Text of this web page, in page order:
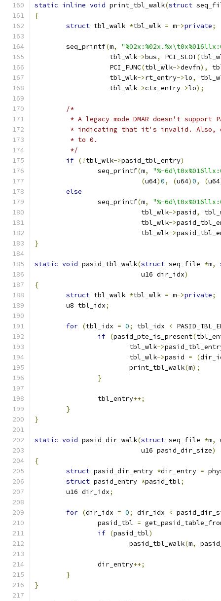
static inline void print_tbl_walk(struct
{
struct tbl_walk *tbl_wlk = m->private;
	seq_printf
(m,
		   tbl_wlk
->bus, PCI_SLOT(
		   PCI_FUNC
(tbl_wlk->devfn),
		   tbl_wlk
->rt_entry->lo,
		   tbl_wlk
->ctx_entry->lo);
/*
* A legacy mode DMAR doesn't support
* indicating that it's invalid.
	 * to 0.
	 */
if (! tbl_wlk->pasid_tbl_entry)
		seq_printf
(m,
"%-
(u64)0, (u64)0, (u64
else
		seq_printf
(m,
"%-
			   tbl_wlk
->pasid,
			   tbl_wlk
->
			   tbl_wlk
->
}
static void pasid_tbl_walk(struct seq_file *m,
			   u16 dir_idx
)
{
struct tbl_walk *tbl_wlk = m->private;
	u8 tbl_idx
;
for (tbl_idx = 0; tbl_idx <
if (pasid_pte_is_present(
			tbl_wlk
->
			tbl_wlk
->pasid = (
			print_tbl_walk
(m);
}
		tbl_entry
++;
}
}
static void pasid_dir_walk(struct seq_file *m,
			   u16 pasid_dir_size
)
{
struct pasid_dir_entry *dir_entry =
struct pasid_entry *pasid_tbl;
	u16 dir_idx
;
for (dir_idx = 0; dir_idx <
		pasid_tbl
=
if (pasid_tbl)
			pasid_tbl_walk
(m,
		dir_entry
++;
}
}